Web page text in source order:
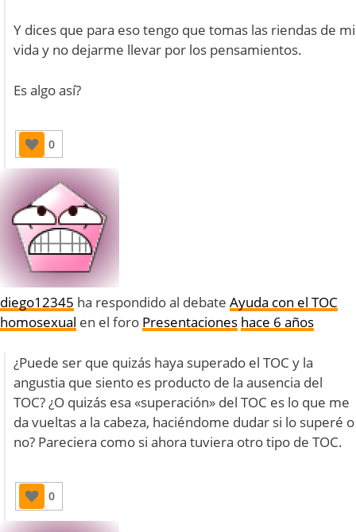
Y dices que para eso tengo que tomas las riendas de mi
vida y no dejarme llevar por los pensamientos.
Es algo así?
0
diego12345 ha respondido al debate Ayuda con el TOC
homosexual en el foro Presentaciones hace 6 años
¿Puede ser que quizás haya superado el TOC y la
angustia que siento es producto de la ausencia del
TOC? ¿O quizás esa «superación» del TOC es lo que me
da vueltas a la cabeza, haciéndome dudar si lo superé o
no? Pareciera como si ahora tuviera otro tipo de TOC.
0